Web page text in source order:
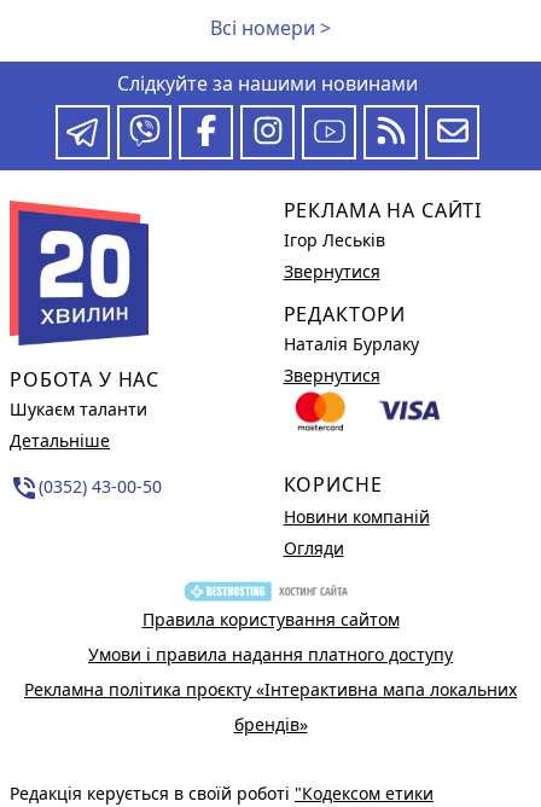
Всі номери >
Слідкуйте за нашими новинами
РОБОТА У НАС
Шукаєм таланти
Детальніше
phone_in_talk(0352) 43-00-50
РЕКЛАМА НА САЙТІ
Ігор Леськів
Звернутися
РЕДАКТОРИ
Наталія Бурлаку
Звернутися
КОРИСНЕ
Новини компаній
Огляди
Правила користування сайтом
Умови і правила надання платного доступу
Рекламна політика проєкту «Інтерактивна мапа локальних
брендів»
Редакція керується в своїй роботі "Кодексом етики